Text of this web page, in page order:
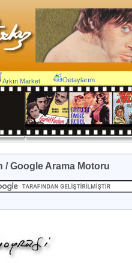
Arkın Market Detaylarım
/ Google Arama Motoru